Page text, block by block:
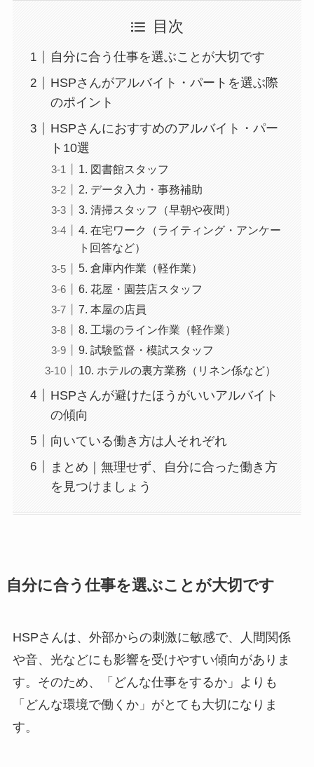
目次
自分に合う仕事を選ぶことが大切です
HSPさんがアルバイト・パートを選ぶ際
のポイント
HSPさんにおすすめのアルバイト・パー
ト10選
1. 図書館スタッフ
2. データ入力・事務補助
3. 清掃スタッフ（早朝や夜間）
4. 在宅ワーク（ライティング・アンケー
ト回答など）
5. 倉庫内作業（軽作業）
6. 花屋・園芸店スタッフ
7. 本屋の店員
8. 工場のライン作業（軽作業）
9. 試験監督・模試スタッフ
10. ホテルの裏方業務（リネン係など）
HSPさんが避けたほうがいいアルバイト
の傾向
向いている働き方は人それぞれ
まとめ｜無理せず、自分に合った働き方
を見つけましょう
自分に合う仕事を選ぶことが大切です
HSPさんは、外部からの刺激に敏感で、人間関係
や音、光などにも影響を受けやすい傾向がありま
す。そのため、「どんな仕事をするか」よりも
「どんな環境で働くか」がとても大切になりま
す。